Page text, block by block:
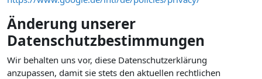
Änderung unserer
Datenschutzbestimmungen
Wir behalten uns vor, diese Datenschutzerklärung
anzupassen, damit sie stets den aktuellen rechtlichen